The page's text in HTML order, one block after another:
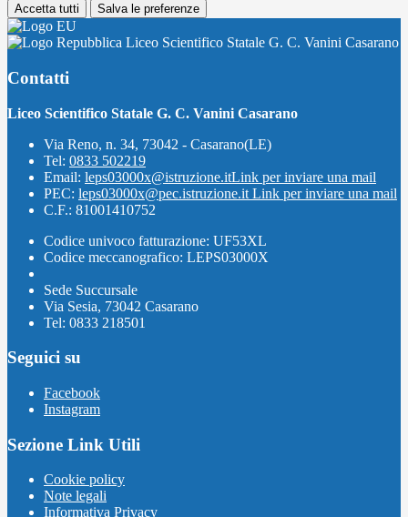
Accetta tutti Salva le preferenze
Liceo Scientifico Statale G. C. Vanini Casarano
Contatti
Liceo Scientifico Statale G. C. Vanini Casarano
Via Reno, n. 34, 73042 - Casarano(LE)
Tel: 0833 502219
Email: leps03000x@istruzione.itLink per inviare una mail
PEC: leps03000x@pec.istruzione.it Link per inviare una mail
C.F.: 81001410752
Codice univoco fatturazione: UF53XL
Codice meccanografico: LEPS03000X
Sede Succursale
Via Sesia, 73042 Casarano
Tel: 0833 218501
Seguici su
Facebook
Instagram
Sezione Link Utili
Cookie policy
Note legali
Informativa Privacy